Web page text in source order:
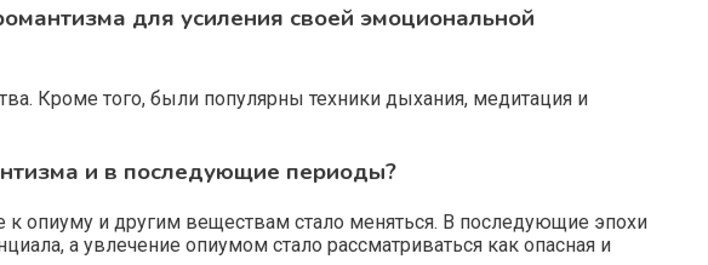
для усиления своей эмоциональной
Кроме того, были популярны техники дыхания, медитация и
и в последующие периоды?
опиуму и другим веществам стало меняться. В последующие эпохи
а увлечение опиумом стало рассматриваться как опасная и